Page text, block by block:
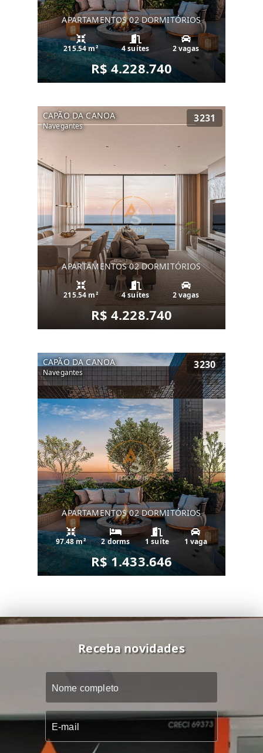
APARTAMENTOS 02 DORMITÓRIOS
215.54 m² 4 suítes 2 vagas
R$ 4.228.740
CAPÃO DA CANOA
Navegantes
3231
APARTAMENTOS 02 DORMITÓRIOS
215.54 m² 4 suítes 2 vagas
R$ 4.228.740
CAPÃO DA CANOA
Navegantes
3230
APARTAMENTOS 02 DORMITÓRIOS
97.48 m² 2 dorms 1 suíte 1 vaga
R$ 1.433.646
Receba novidades